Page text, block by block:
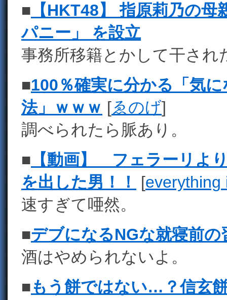
■ 【HKT48】 指原莉乃の
パニー」 を設立
事務所移籍とかして干さ
■100％確実に分かる「気
法」ｗｗｗ [ゑのげ]
調べられたら脈あり。
■ 【動画】 フェラーリよ
を出した男！！
[everything
速すぎて唖然。
■デブになるNGな就寝前
酒はやめられないよ。
■もう餅ではない…？信玄